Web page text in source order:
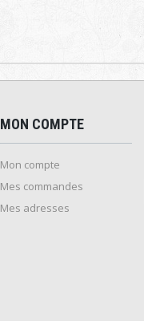
MON COMPTE
Mon compte
Mes commandes
Mes adresses